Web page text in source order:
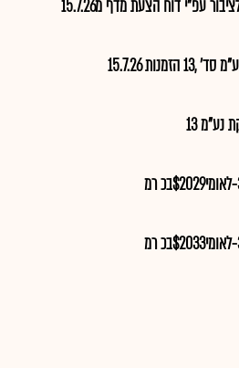
15.7.26
נע"מ 13